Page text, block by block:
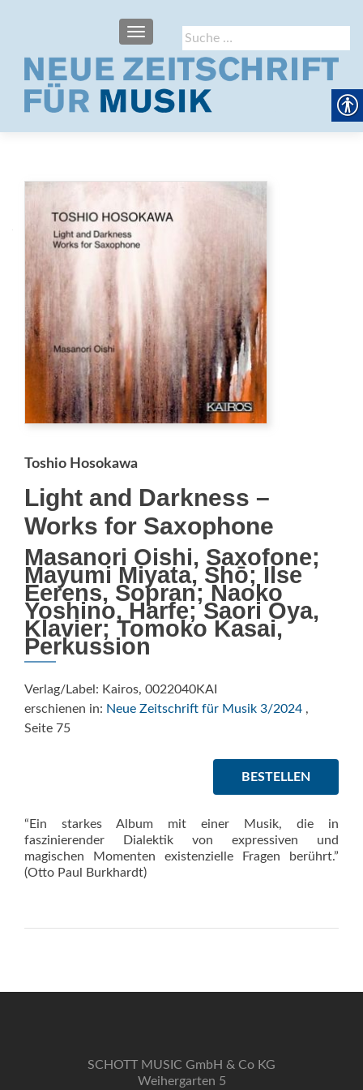
Suche
nach:
SCHALTE NAVIGATION
Toshio Hosokawa
Light and Darkness –
Works for Saxophone
Masanori Oishi, Saxofone;
Mayumi Miyata, Shō; Ilse
Eerens, Sopran; Naoko
Yoshino, Harfe; Saori Oya,
Klavier; Tomoko Kasai,
Perkussion
Verlag/Label: Kairos, 0022040KAI
erschienen in: Neue Zeitschrift für Musik 3/2024 ,
Seite 75
BESTELLEN
“Ein starkes Album mit einer Mu­sik, die in
faszinierender Dialektik von expressiven und
magischen Momenten existenzielle Fragen berührt.”
(Otto Paul Burkhardt)
SCHOTT MUSIC GmbH & Co KG
Weihergarten 5